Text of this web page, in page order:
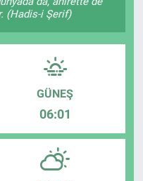
(Hadis-i Şerif)
GÜNEŞ
06:01